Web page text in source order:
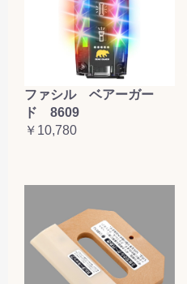
ファシル ベアーガー
ド 8609
￥10,780